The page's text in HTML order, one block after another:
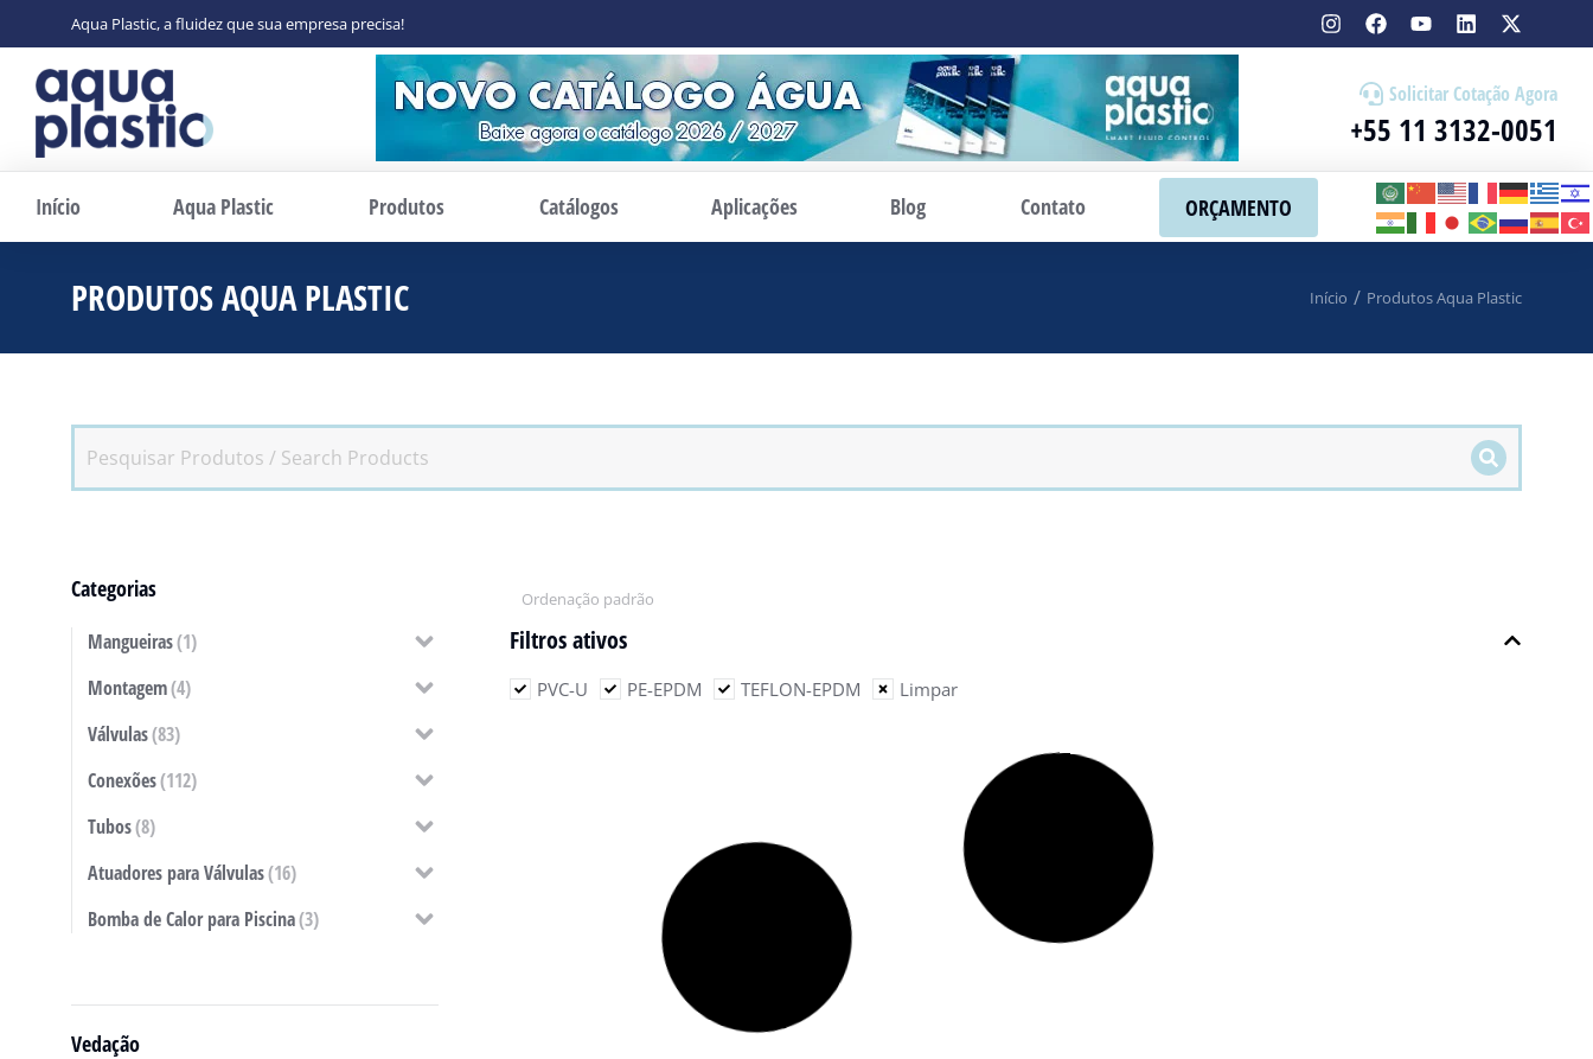
Aqua Plastic, a fluidez que sua empresa precisa!
Solicitar Cotação Agora
+55 11 3132-0051
Início Aqua Plastic Produtos Catálogos Aplicações Blog Contato ORÇAMENTO
PRODUTOS AQUA PLASTIC Início Produtos Aqua Plastic
Categorias
Mangueiras(1)
Montagem(4)
Válvulas(83)
Conexões(112)
Tubos(8)
Atuadores para Válvulas(16)
Bomba de Calor para Piscina(3)
Vedação
Filtros ativos
PVC-U PE-EPDM TEFLON-EPDM Limpar